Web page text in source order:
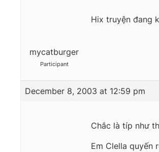
mycatburger
Participant
Hix truyện đang
December 8, 2003 at 12:59 pm
Chắc là típ như
Em Clella quyến